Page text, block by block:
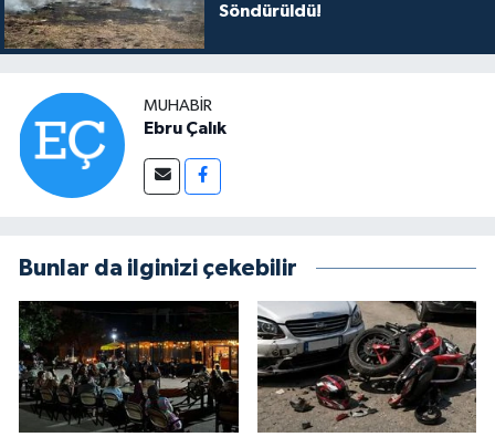
Söndürüldü!
MUHABIR
Ebru Çalık
Bunlar da ilginizi çekebilir